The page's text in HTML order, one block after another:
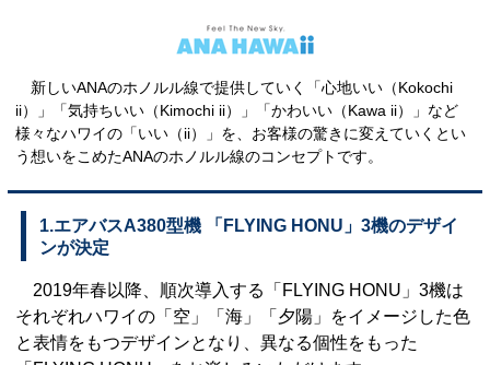
新しいANAのホノルル線で提供していく「心地いい（Kokochi
ii）」「気持ちいい（Kimochi ii）」「かわいい（Kawa ii）」など
様々なハワイの「いい（ii）」を、お客様の驚きに変えていくとい
う想いをこめたANAのホノルル線のコンセプトです。
1.エアバスA380型機 「FLYING HONU」3機のデザイ
ンが決定
2019年春以降、順次導入する「FLYING HONU」3機は
それぞれハワイの「空」「海」「夕陽」をイメージした色
と表情をもつデザインとなり、異なる個性をもった